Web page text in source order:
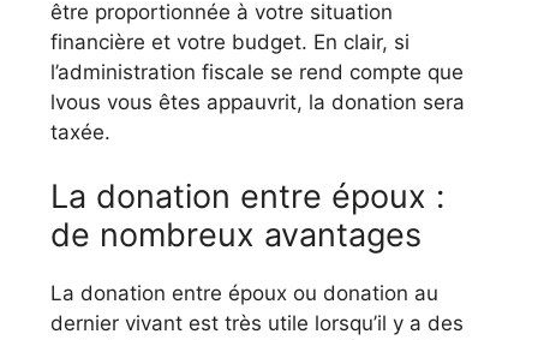
être proportionnée à votre situation
financière et votre budget. En clair, si
l’administration fiscale se rend compte que
lvous vous êtes appauvrit, la donation sera
taxée.
La donation entre époux :
de nombreux avantages
La donation entre époux ou donation au
dernier vivant est très utile lorsqu’il y a des